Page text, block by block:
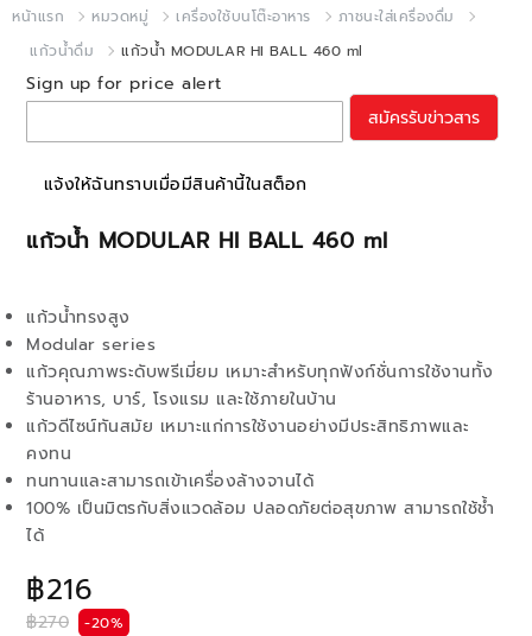
หน้าแรก หมวดหมู่ เครื่องใช้บนโต๊ะอาหาร
ภาชนะใส่เครื่องดื่ม
แก้วน้ำดื่ม
แก้วน้ำ MODULAR HI BALL 460 ml
แก้วน้ำ MODULAR HI BALL 460 ml
฿216
฿270 -20%
แก้วน้ำทรงสูง
Modular series
แก้วคุณภาพระดับพรีเมี่ยม เหมาะสำหรับทุกฟังก์ชั่นการใช้งานทั้ง
ร้านอาหาร, บาร์, โรงแรม และใช้ภายในบ้าน
แก้วดีไซน์ทันสมัย เหมาะแก่การใช้งานอย่างมีประสิทธิภาพและ
คงทน
ทนทานและสามารถเข้าเครื่องล้างจานได้
100% เป็นมิตรกับสิ่งแวดล้อม ปลอดภัยต่อสุขภาพ สามารถใช้ช้ำ
ได้
Sign up for price alert
สมัครรับข่าวสาร
แจ้งให้ฉันทราบเมื่อมีสินค้านี้ในสต็อก